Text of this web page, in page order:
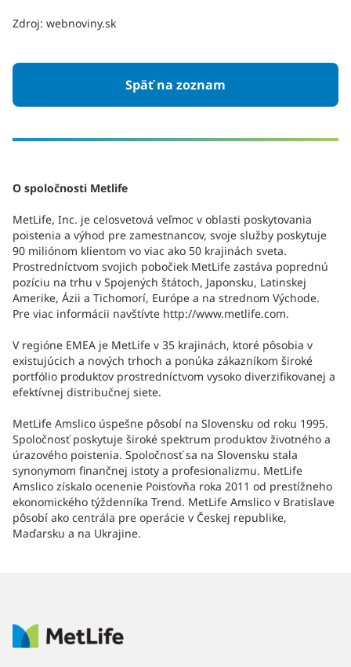
Zdroj: webnoviny.sk
Späť na zoznam
O spoločnosti Metlife
MetLife, Inc. je celosvetová veľmoc v oblasti poskytovania
poistenia a výhod pre zamestnancov, svoje služby poskytuje
90 miliónom klientom vo viac ako 50 krajinách sveta.
Prostredníctvom svojich pobočiek MetLife zastáva poprednú
pozíciu na trhu v Spojených štátoch, Japonsku, Latinskej
Amerike, Ázii a Tichomorí, Európe a na strednom Východe.
Pre viac informácii navštívte http://www.metlife.com.
V regióne EMEA je MetLife v 35 krajinách, ktoré pôsobia v
existujúcich a nových trhoch a ponúka zákazníkom široké
portfólio produktov prostredníctvom vysoko diverzifikovanej a
efektívnej distribučnej siete.
MetLife Amslico úspešne pôsobí na Slovensku od roku 1995.
Spoločnosť poskytuje široké spektrum produktov životného a
úrazového poistenia. Spoločnosť sa na Slovensku stala
synonymom finančnej istoty a profesionalizmu. MetLife
Amslico získalo ocenenie Poisťovňa roka 2011 od prestížneho
ekonomického týždenníka Trend. MetLife Amslico v Bratislave
pôsobí ako centrála pre operácie v Českej republike,
Maďarsku a na Ukrajine.